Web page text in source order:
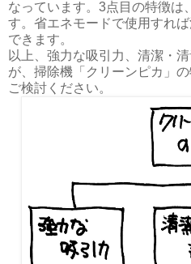
なっています。3点目の特徴は
す。省エネモードで使用すれ
できます。
以上、強力な吸引力、清潔・
が、掃除機「クリーンピカ」
ご検討ください。